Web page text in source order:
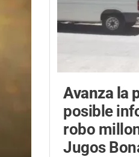
Avanza la
posible
robo
Jugos